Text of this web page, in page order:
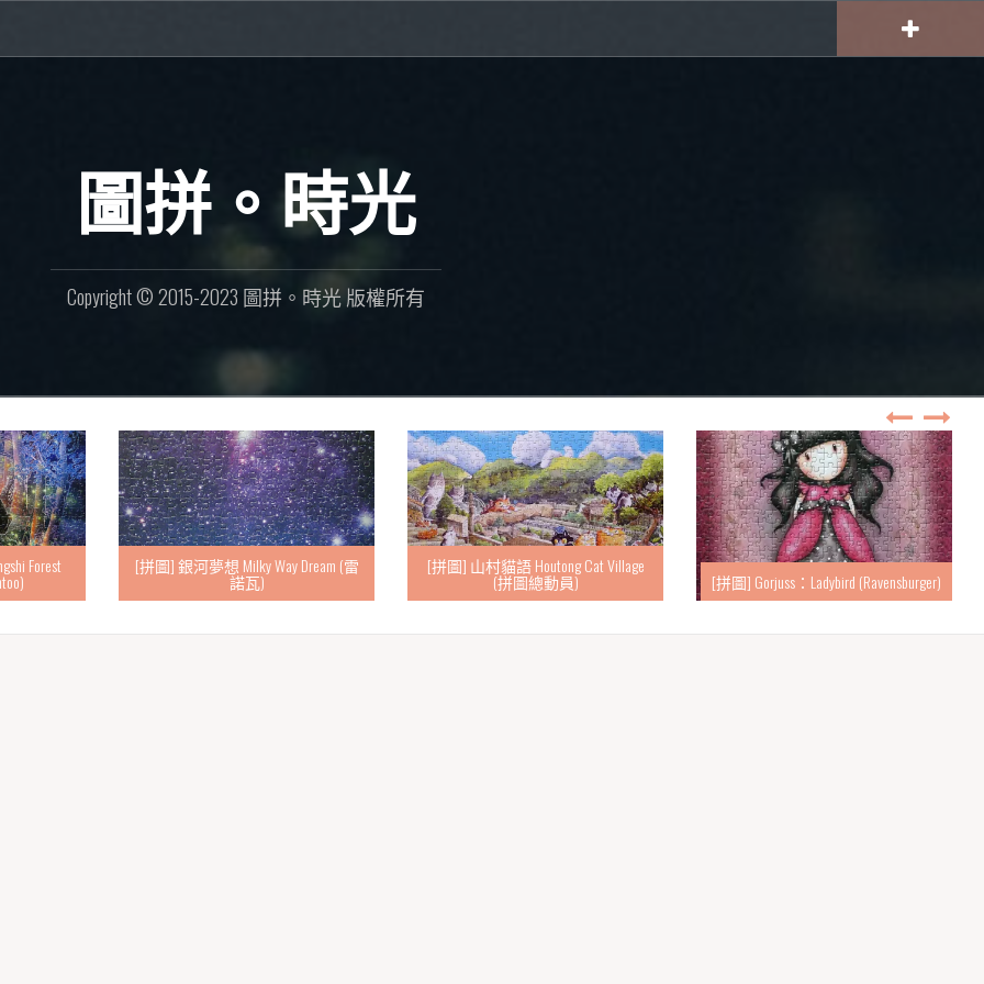
圖拼。時光
Copyright © 2015-2023 圖拼。時光 版權所有
Forest [拼圖] 銀河夢想 Milky Way Dream (雷
諾瓦)
[拼圖] 山村貓語 Houtong Cat Village
(拼圖總動員) [拼圖] Gorjuss：Ladybird (Ravensburger)